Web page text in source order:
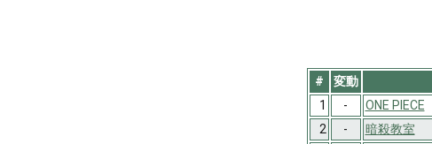
# 変動
1
- ONE PIECE
2
- 暗殺教室